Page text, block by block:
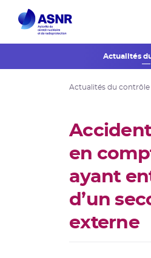
Actualités
Actualités du contrôle
en
ayant
d’un
externe